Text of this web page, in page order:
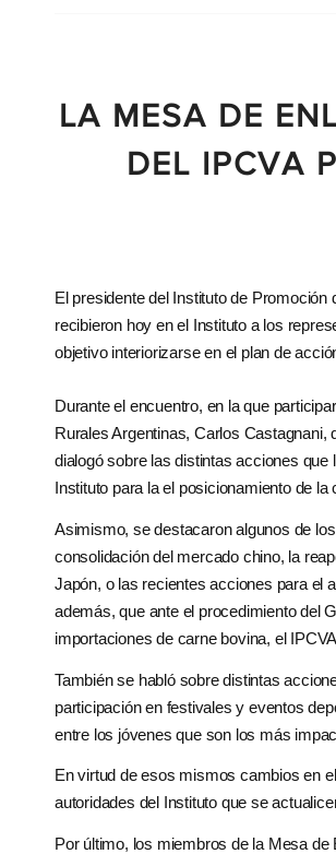
LA MESA DE
DEL IPCVA
El presidente del Instituto de
recibieron hoy en el Instituto a los
objetivo interiorizarse en el plan de
Durante el encuentro, en la que
Rurales Argentinas, Carlos
dialogó sobre las distintas acciones
Instituto para la el posicionamiento de la
Asimismo, se destacaron algunos de
consolidación del mercado chino, la
Japón, o las recientes acciones para el
además, que ante el procedimiento del
importaciones de carne bovina, el
También se habló sobre distintas
participación en festivales y eventos
entre los jóvenes que son los más
En virtud de esos mismos cambios en
autoridades del Instituto que se
Por último, los miembros de la Mesa